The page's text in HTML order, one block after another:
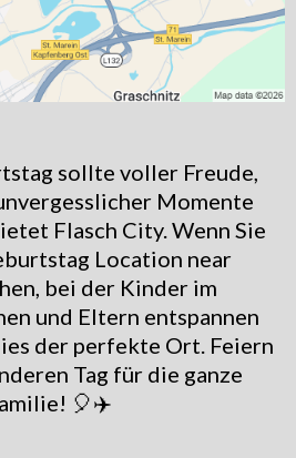
sollte voller Freude,
Momente
Flasch City. Wenn Sie
Location near
bei der Kinder im
und Eltern entspannen
der perfekte Ort. Feiern
Tag für die ganze
🎈✈️